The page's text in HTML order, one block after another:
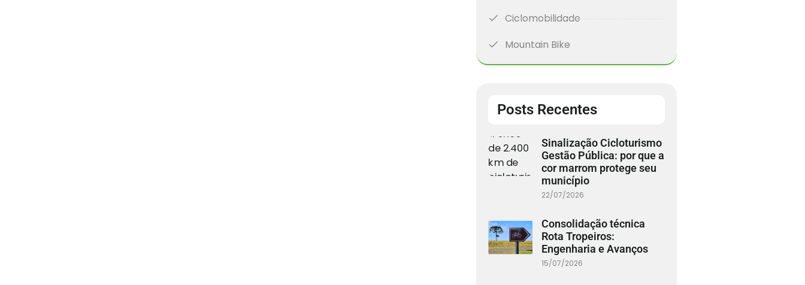
Ciclomobilidade
Mountain Bike
Posts Recentes
Sinalização Cicloturismo
Gestão Pública: por que a
cor marrom protege seu
município
22/07/2026
Consolidação técnica
Rota Tropeiros:
Engenharia e Avanços
15/07/2026